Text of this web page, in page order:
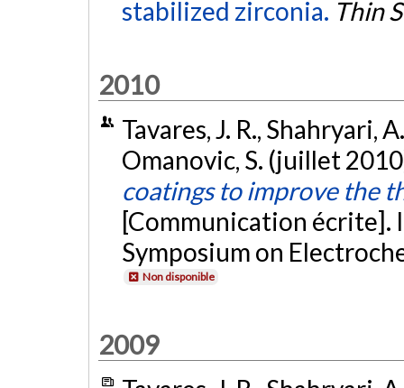
stabilized zirconia. Thin
2010
Tavares, J. R., Shahryari,
Omanovic, S. (juillet
coatings to improve the
[Communication écrite].
Symposium on
Non disponible
2009